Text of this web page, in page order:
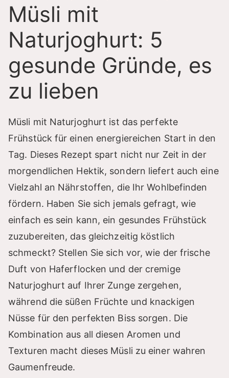
Müsli mit
Naturjoghurt: 5
gesunde Gründe, es
zu lieben
Müsli mit Naturjoghurt ist das perfekte
Frühstück für einen energiereichen Start in den
Tag. Dieses Rezept spart nicht nur Zeit in der
morgendlichen Hektik, sondern liefert auch eine
Vielzahl an Nährstoffen, die Ihr Wohlbefinden
fördern. Haben Sie sich jemals gefragt, wie
einfach es sein kann, ein gesundes Frühstück
zuzubereiten, das gleichzeitig köstlich
schmeckt? Stellen Sie sich vor, wie der frische
Duft von Haferflocken und der cremige
Naturjoghurt auf Ihrer Zunge zergehen,
während die süßen Früchte und knackigen
Nüsse für den perfekten Biss sorgen. Die
Kombination aus all diesen Aromen und
Texturen macht dieses Müsli zu einer wahren
Gaumenfreude.